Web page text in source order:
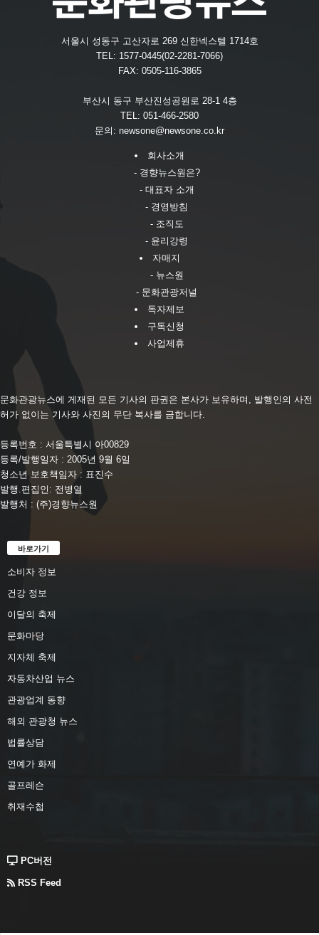
서울시 성동구 고산자로 269 신한넥스텔 1714호
TEL: 1577-0445(02-2281-7066)
FAX: 0505-116-3865
부산시 동구 부산진성공원로 28-1 4층
TEL: 051-466-2580
문의: newsone@newsone.co.kr
회사소개
- 경향뉴스원은?
- 대표자 소개
- 경영방침
- 조직도
- 윤리강령
자매지
- 뉴스원
- 문화관광저널
독자제보
구독신청
사업제휴
문화관광뉴스에 게재된 모든 기사의 판권은 본사가 보유하며, 발행인의 사전
허가 없이는 기사와 사진의 무단 복사를 금합니다.
등록번호 : 서울특별시 아00829
등록/발행일자 : 2005년 9월 6일
청소년 보호책임자 : 표진수
발행.편집인: 전병열
발행처 : (주)경향뉴스원
바로가기
소비자 정보
건강 정보
이달의 축제
문화마당
지자체 축제
자동차산업 뉴스
관광업계 동향
해외 관광청 뉴스
법률상담
연예가 화제
골프레슨
취재수첩
PC버전
RSS Feed